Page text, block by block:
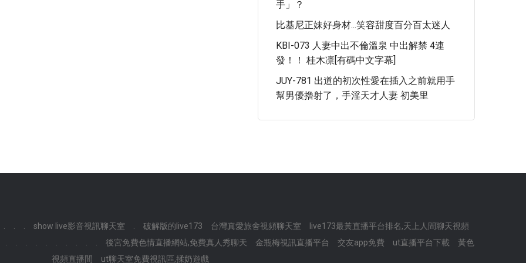
手」？
比基尼正妹好身材...笑容甜度百分百太迷人
KBI-073 人妻中出不倫溫泉 中出解禁 4連
發！！ 桂木凛[有碼中文字幕]
JUY-781 出道的初次性愛在插入之前就用手
幫男優擼射了，手淫天才人妻 初美里
show live影音視訊聊天室 破解版的live173 台灣真愛旅舍視頻聊天室
live173最黃直播平台排名,天上人間聊天視頻
後宮免費色情直播網站,免費真人秀聊天 金瓶梅視訊直播平台 交友app免費 ut直播平台下載
黃色
視頻直播間
ut聊天室免費視訊區,揉奶遊戲